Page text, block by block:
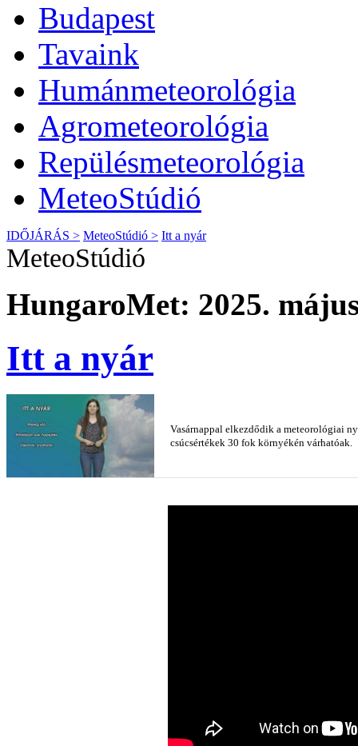
Budapest
Tavaink
Humánmeteorológia
Agrometeorológia
Repülésmeteorológia
MeteoStúdió
IDŐJÁRÁS > MeteoStúdió > Itt a nyár
MeteoStúdió
HungaroMet: 2025.
Itt a nyár
Vasárnappal elkezdődik a meteorológiai
csúcsértékek 30 fok környékén várhatóak.